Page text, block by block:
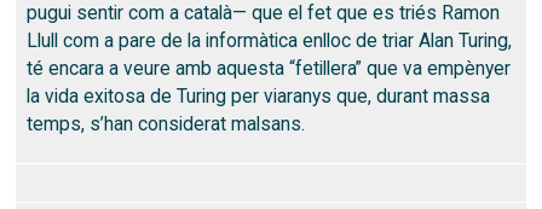
pugui sentir com a català— que el fet que es triés Ramon
Llull com a pare de la informàtica enlloc de triar Alan Turing,
té encara a veure amb aquesta “fetillera” que va empènyer
la vida exitosa de Turing per viaranys que, durant massa
temps, s’han considerat malsans.